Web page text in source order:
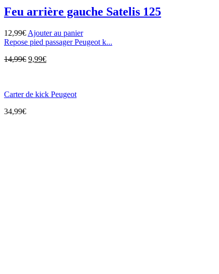
Feu arrière gauche Satelis 125
12,99€ Ajouter au panier
Repose pied passager Peugeot k...
14,99€ 9,99€
Carter de kick Peugeot
34,99€